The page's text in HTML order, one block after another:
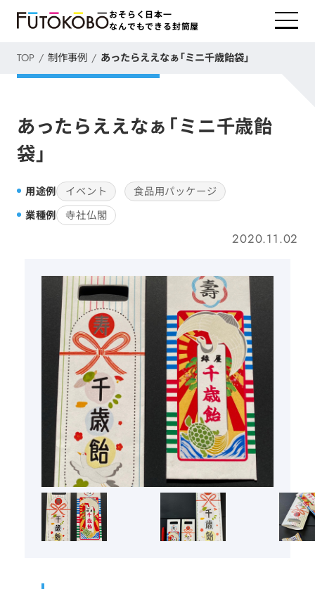
おそらく日本一
なんでもできる封筒屋
TOP 制作事例 あったらええなぁ「ミニ千歳飴袋」
あったらええなぁ「ミニ千歳飴
袋」
用途例 イベント
食品用パッケージ
業種例
寺社仏閣
2020.11.02